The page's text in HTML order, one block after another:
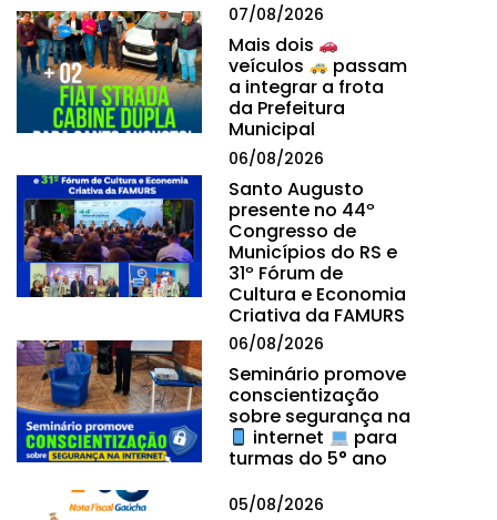
07/08/2026
Mais dois
veículos
passam
a integrar a frota
da Prefeitura
Municipal
06/08/2026
Santo Augusto
presente no 44º
Congresso de
Municípios do RS e
31º Fórum de
Cultura e Economia
Criativa da FAMURS
06/08/2026
Seminário promove
conscientização
sobre segurança na
internet
para
turmas do 5° ano
05/08/2026